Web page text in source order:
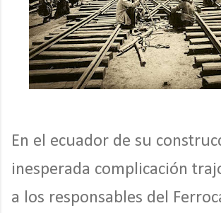
En el ecuador de su
inesperada complicación
a los responsables del